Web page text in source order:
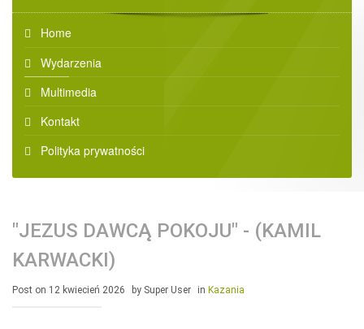
Home
Wydarzenia
Multimedia
Kontakt
Polityka prywatności
"JEZUS DAWCĄ POKOJU" - (KAMIL
KARWACKI)
Post on 12 kwiecień 2026 by Super User in Kazania